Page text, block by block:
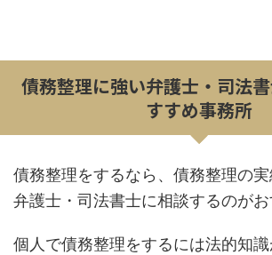
債務整理に強い弁護士・司法
すすめ事務所
債務整理をするなら、債務整理の
弁護士・司法書士に相談するのがお
個人で債務整理をするには法的知